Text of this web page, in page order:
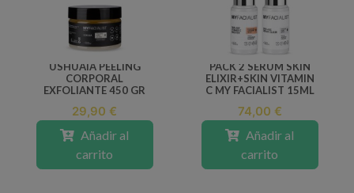
USHUAIA PEELING
CORPORAL
EXFOLIANTE 450 GR
29,90 €
Añadir al
carrito
PACK 2 SERUM SKIN
ELIXIR+SKIN VITAMIN
C MY FACIALIST 15ML
74,00 €
Añadir al
carrito